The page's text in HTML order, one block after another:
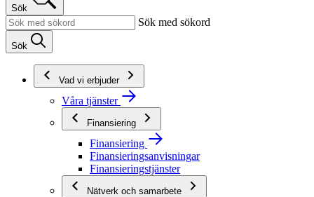
Sök
Sök med sökord
Sök
Vad vi erbjuder
Våra tjänster
Finansiering
Finansiering
Finansieringsanvisningar
Finansieringstjänster
Nätverk och samarbete